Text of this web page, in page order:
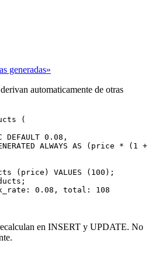
generadas»
automaticamente de otras
(
DEFAULT 0 . 08 ,
ALWAYS AS (price * ( 1 +
(price) VALUES ( 100 );
0.08, total: 108
en INSERT y UPDATE. No